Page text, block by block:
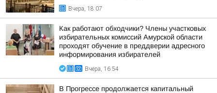
Вчера, 18:07
Как работают обходчики? Члены участковых
избирательных комиссий Амурской области
проходят обучение в преддверии адресного
информирования избирателей
Вчера, 16:54
В Прогрессе продолжается капитальный